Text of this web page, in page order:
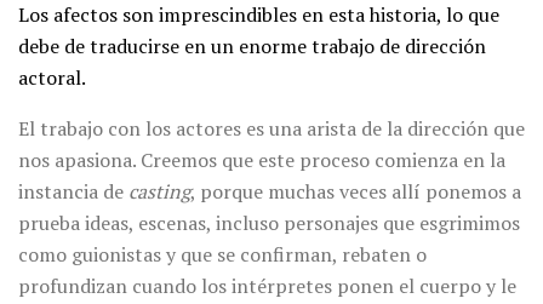
Los afectos son imprescindibles en esta historia, lo que
debe de traducirse en un enorme trabajo de dirección
actoral.
El trabajo con los actores es una arista de la dirección que
nos apasiona. Creemos que este proceso comienza en la
instancia de casting, porque muchas veces allí ponemos a
prueba ideas, escenas, incluso personajes que esgrimimos
como guionistas y que se confirman, rebaten o
profundizan cuando los intérpretes ponen el cuerpo y le